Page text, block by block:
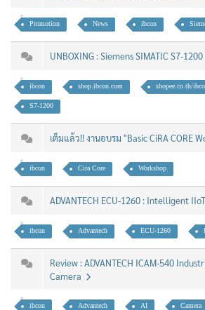
Promotion News ibcon
UNBOXING : Siemens SIMATIC S7-1200
ibcon shop.ibcon.com shopee.co.th/
S7-1200
เต็มแล้ว!! งานอบรม "Basic CiRA CORE
ibcon Cira Core Workshop
ADVANTECH ECU-1260 : Intelligent
ibcon Advantech ECU-1260
Review : ADVANTECH ICAM-540
Camera
ibcon Advantech AI Camera